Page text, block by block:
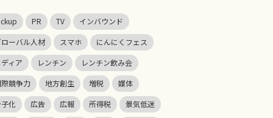
PR TV
インバウンド
ーバル人材
スマホ
にんにくフェス
ィア
レンチン
レンチン飲み会
競争力
地方創生 増税
媒体
化
広告 広報 所得税
景気低迷